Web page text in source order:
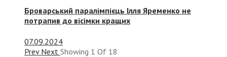
Броварський паралімпієць Ілля Яременко не
потрапив до вісімки кращих
07.09.2024
Prev Next Showing 1 Of 18